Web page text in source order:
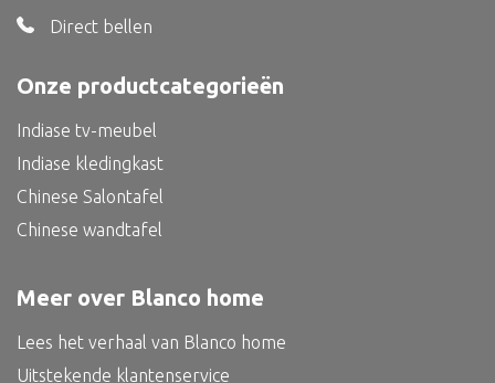
Deco overig
Alle textiel
Kussen
Alle bouwmateriaal
Onze productcategorieën
Indiase tv-meubel
Indiase kledingkast
Chinese Salontafel
Chinese wandtafel
Meer over Blanco home
Lees het verhaal van Blanco home
Uitstekende klantenservice
Direct bellen